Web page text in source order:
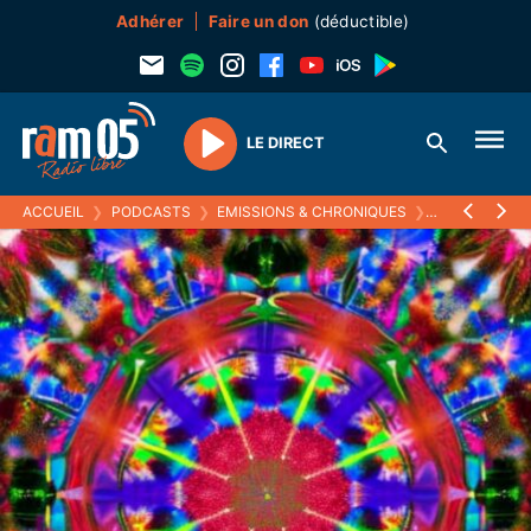
Adhérer Faire un don (déductible)
Play
LE DIRECT
ACCUEIL ❯ PODCASTS ❯ EMISSIONS & CHRONIQUES ❯